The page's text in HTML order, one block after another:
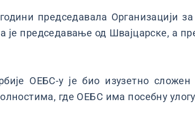
председавала Организацији
је председавање од Швајцарске, а
ОЕБС-у је био изузетно
где ОЕБС има посебну